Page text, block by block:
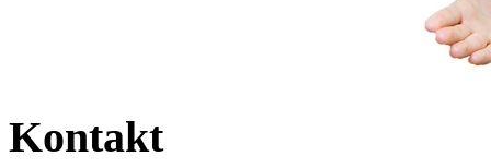
Kontakt